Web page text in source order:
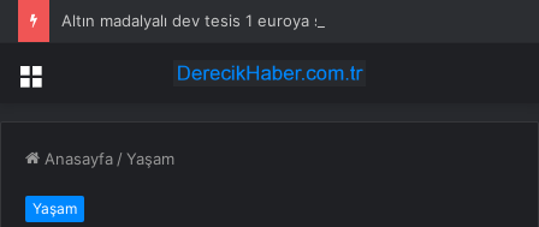
Menü
Anasayfa /Yaşam
Yaşam